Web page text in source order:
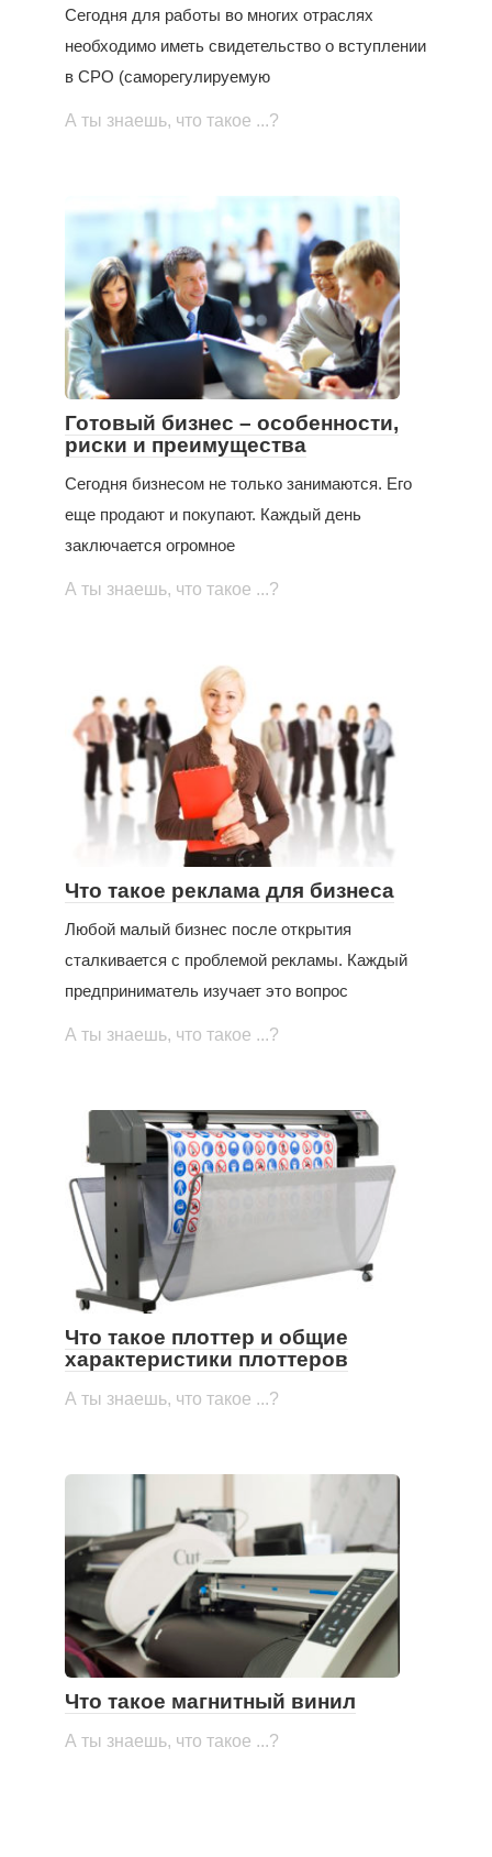
Сегодня для работы во многих отраслях
необходимо иметь свидетельство о вступлении
в СРО (саморегулируемую
А ты знаешь, что такое ...?
Готовый бизнес – особенности,
риски и преимущества
Сегодня бизнесом не только занимаются. Его
еще продают и покупают. Каждый день
заключается огромное
А ты знаешь, что такое ...?
Что такое реклама для бизнеса
Любой малый бизнес после открытия
сталкивается с проблемой рекламы. Каждый
предприниматель изучает это вопрос
А ты знаешь, что такое ...?
Что такое плоттер и общие
характеристики плоттеров
А ты знаешь, что такое ...?
Что такое магнитный винил
А ты знаешь, что такое ...?